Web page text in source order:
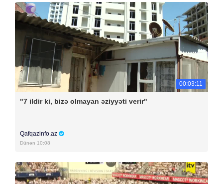
00:03:11
"7 ildir ki, bizə olmayan əziyyəti verir"
Qafqazinfo.az
Dünən 10:08